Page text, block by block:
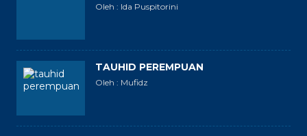
Oleh : Ida Puspitorini
TAUHID PEREMPUAN
Oleh : Mufidz